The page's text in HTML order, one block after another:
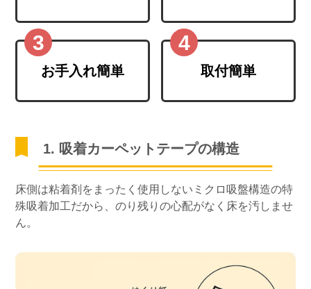
お手入れ簡単 取付簡単
1. 吸着カーペットテープの構造
床側は粘着剤をまったく使用しないミクロ吸盤構造の特
殊吸着加工だから、のり残りの心配がなく床を汚しませ
ん。